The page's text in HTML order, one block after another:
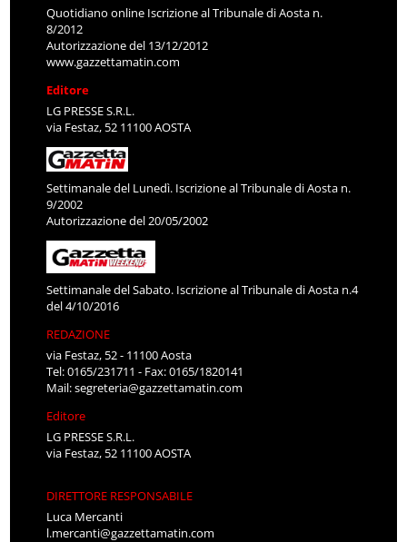
Quotidiano online Iscrizione al Tribunale di Aosta n.
8/2012
Autorizzazione del 13/12/2012
www.gazzettamatin.com
Editore
LG PRESSE S.R.L.
via Festaz, 52 11100 AOSTA
Settimanale del Lunedì. Iscrizione al Tribunale di Aosta n.
9/2002
Autorizzazione del 20/05/2002
Settimanale del Sabato. Iscrizione al Tribunale di Aosta n.4
del 4/10/2016
REDAZIONE
via Festaz, 52 - 11100 Aosta
Tel: 0165/231711 - Fax: 0165/1820141
Mail:segreteria@gazzettamatin.com
Editore
LG PRESSE S.R.L.
via Festaz, 52 11100 AOSTA
DIRETTORE RESPONSABILE
Luca Mercanti
l.mercanti@gazzettamatin.com